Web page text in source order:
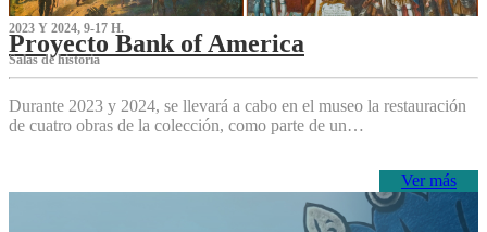
2023 Y 2024, 9-17 H.
Proyecto Bank of America
S‌alas de historia
Durante 2023 y 2024, se llevará a cabo en el museo la restauración
de cuatro obras de la colección, como parte de un…
Ver más